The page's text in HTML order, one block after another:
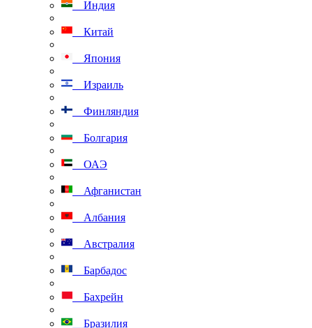
Индия
Китай
Япония
Израиль
Финляндия
Болгария
ОАЭ
Афганистан
Албания
Австралия
Барбадос
Бахрейн
Бразилия